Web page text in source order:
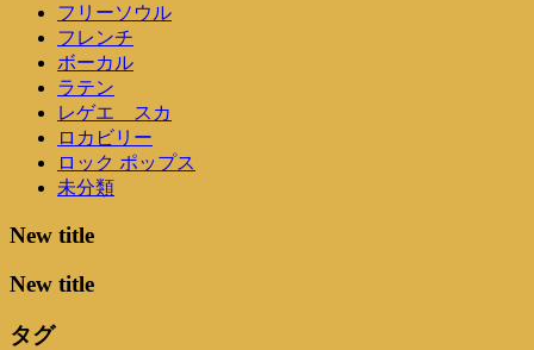
フリーソウル
フレンチ
ボーカル
ラテン
レゲエ スカ
ロカビリー
ロック ポップス
未分類
New title
New title
タグ